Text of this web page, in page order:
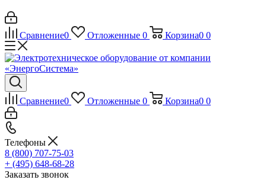
Сравнение0 Отложенные 0 Корзина0 0
Сравнение0 Отложенные 0 Корзина0 0
Телефоны
8 (800) 707-75-03
+ (495) 648-68-28
Заказать звонок